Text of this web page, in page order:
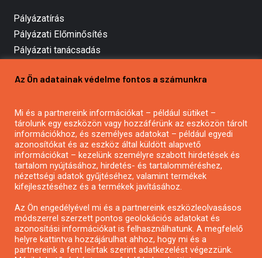
Pályázatírás
Pályázati Előminősítés
Pályázati tanácsadás
Mezőgazdasági pályázatírás
Pályázatírás civil szervezeteknek
Pályázatírás önkormányzatoknak
Pályázatfigyelés
Specifikus pályázatfigyelés vagy hírlevél
Pályázatok magánszemélyeknek
Az Ön adatainak védelme fontos a számunkra
Mi és a partnereink információkat – például sütiket –
tárolunk egy eszközön vagy hozzáférünk az eszközön tárolt
információkhoz, és személyes adatokat – például egyedi
azonosítókat és az eszköz által küldött alapvető
információkat – kezelünk személyre szabott hirdetések és
tartalom nyújtásához, hirdetés- és tartalomméréshez,
nézettségi adatok gyűjtéséhez, valamint termékek
kifejlesztéséhez és a termékek javításához.
Az Ön engedélyével mi és a partnereink eszközleolvasásos
módszerrel szerzett pontos geolokációs adatokat és
azonosítási információkat is felhasználhatunk. A megfelelő
helyre kattintva hozzájárulhat ahhoz, hogy mi és a
partnereink a fent leírtak szerint adatkezelést végezzünk.